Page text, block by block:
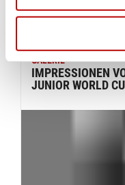
ISSF Junior
GALERIE
IMPRESSIONEN
JUNIOR WORLD